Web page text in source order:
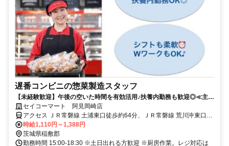
遅番コンビニの惣菜製造スタッフ
【未経験歓迎】午後の空いた時間を有効活用♪扶養内勤務も歓迎◎≪主婦
(夫)・学生の方も活躍中≫
セイコーマート 阿見岡崎店
アクセス ＪＲ常磐線 土浦東口徒歩約64分、ＪＲ常磐線 荒川沖東口徒
歩約66分、ＪＲ常磐線 ひたち野うしく東口徒歩約97分
時給1,110円～1,388円
茨城県稲敷郡
勤務時間 15:00-18:30 ※土日出れる方歓迎 ※厨房作業。レジ対応は